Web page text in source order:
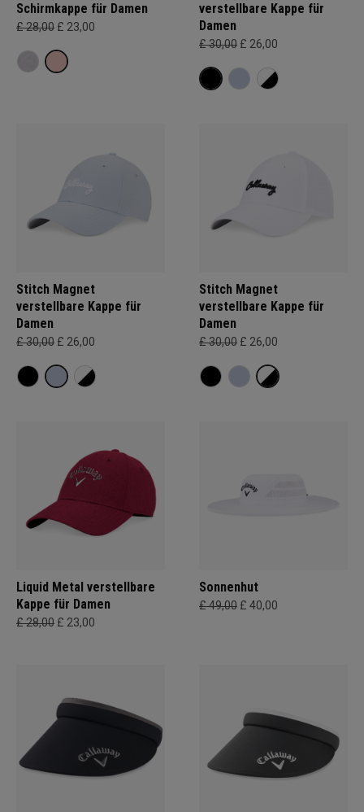
Schirmkappe für Damen
£ 28,00 £ 23,00
verstellbare Kappe für
Damen
£ 30,00 £ 26,00
Stitch Magnet
verstellbare Kappe für
Damen
£ 30,00 £ 26,00
Stitch Magnet
verstellbare Kappe für
Damen
£ 30,00 £ 26,00
Liquid Metal verstellbare
Kappe für Damen
£ 28,00 £ 23,00
Sonnenhut
£ 49,00 £ 40,00